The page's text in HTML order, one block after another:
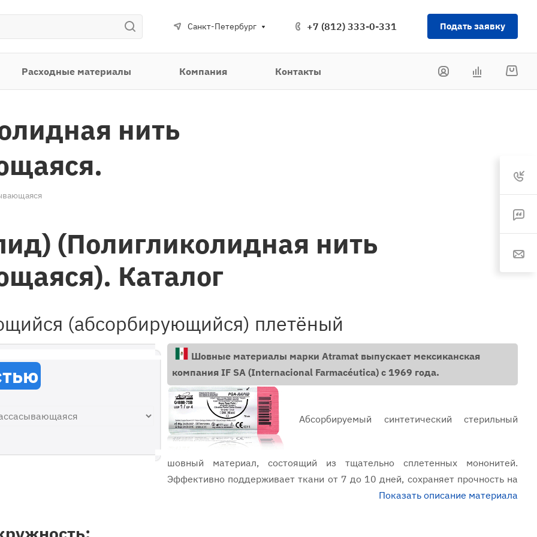
Санкт-Петербург +7 (812) 333-0-331 Подать заявку
Расходные материалы Компания Контакты
нить
(Полигликолидная нить
Каталог
(абсорбирующийся) плетёный
Шовные материалы марки Atramat выпускает мексиканская
компания IF SA (Internacional Farmacéutica) с 1969 года.
Абсорбируемый синтетический стерильный
шовный материал, состоящий из тщательно сплетенных мононитей.
Эффективно поддерживает ткани от 7 до 10 дней, сохраняет прочность на
разрыв от 10 до 14 дней, полностью гидролизуется в течение 42 дней.
Показать описание материала